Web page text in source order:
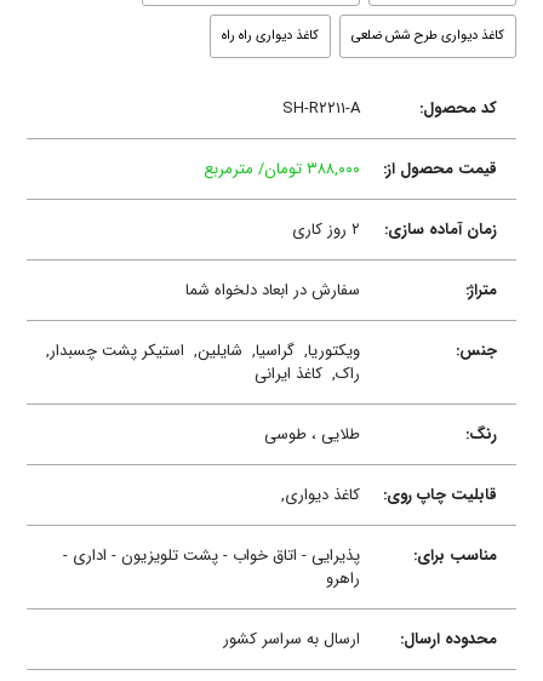
کاغذ دیواری طرح شش ضلعی کاغذ دیواری راه راه
کد محصول: SH-R۲۲۱۱-A
قیمت محصول از: ۳۸۸,۰۰۰ تومان/ مترمربع
زمان آماده سازی: ۲ روز کاری
متراژ: سفارش در ابعاد دلخواه شما
جنس: ویکتوریا,گراسیا, شایلین, استیکر پشت چسبدار,
راک,کاغذ ایرانی
رنگ: طلایی ، طوسی
قابلیت چاپ روی: کاغذ دیواری,
مناسب برای:
پذیرایی - اتاق خواب - پشت تلویزیون - اداری -
راهرو
محدوده ارسال: ارسال به سراسر کشور